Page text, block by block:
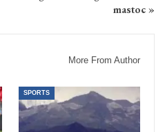
mastoc »
More From Author
SPORTS